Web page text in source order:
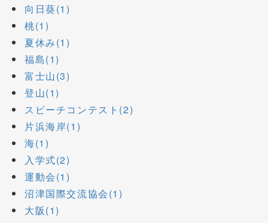
向日葵(1)
桃(1)
夏休み(1)
福島(1)
富士山(3)
登山(1)
スピーチコンテスト(2)
片浜海岸(1)
海(1)
入学式(2)
運動会(1)
沼津国際交流協会(1)
大阪(1)